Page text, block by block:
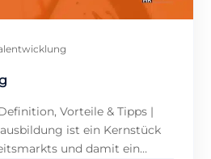
Vorteile & Tipps |
ist ein Kernstück
und damit ein